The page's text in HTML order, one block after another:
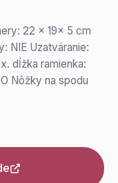
22 x 19x 5 cm
NIE Uzatváranie:
dĺžka ramienka:
Nôžky na spodu